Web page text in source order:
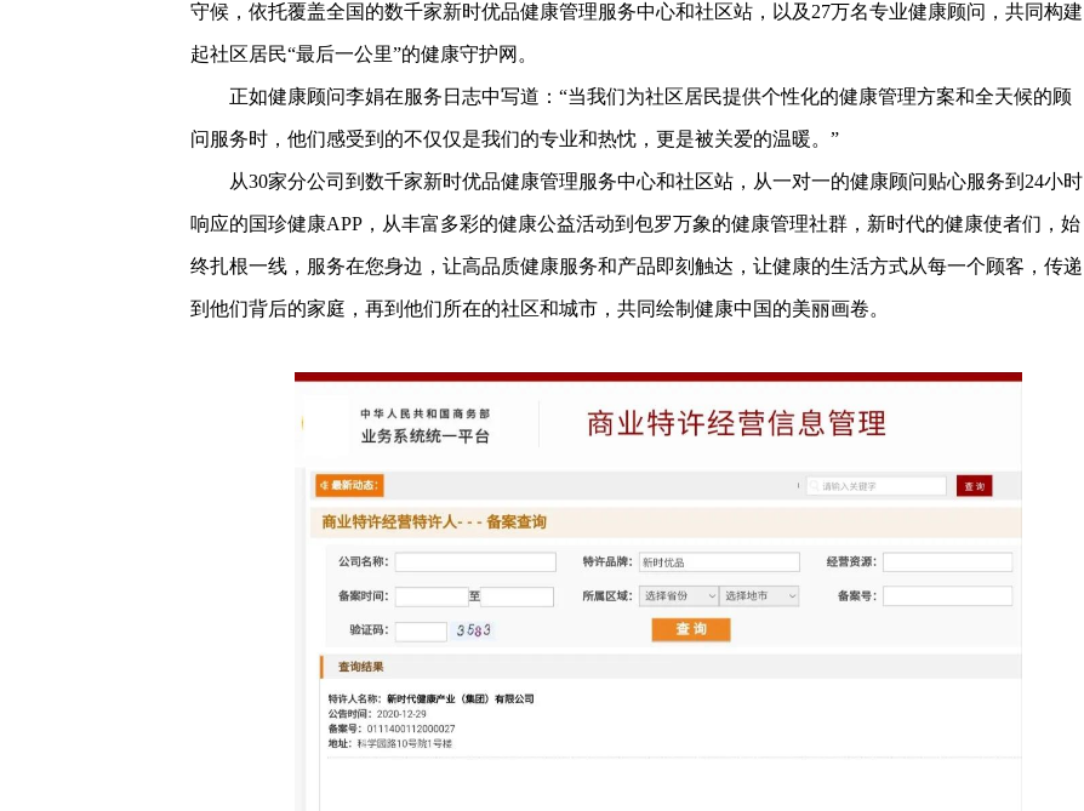
守候，依托覆盖全国的数千家新时优品健康管理服务中心和社区站，以及27万名专业健康顾问，共同构建
起社区居民“最后一公里”的健康守护网。
正如健康顾问李娟在服务日志中写道：“当我们为社区居民提供个性化的健康管理方案和全天候的顾
问服务时，他们感受到的不仅仅是我们的专业和热忱，更是被关爱的温暖。”
从30家分公司到数千家新时优品健康管理服务中心和社区站，从一对一的健康顾问贴心服务到24小时
响应的国珍健康APP，从丰富多彩的健康公益活动到包罗万象的健康管理社群，新时代的健康使者们，始
终扎根一线，服务在您身边，让高品质健康服务和产品即刻触达，让健康的生活方式从每一个顾客，传递
到他们背后的家庭，再到他们所在的社区和城市，共同绘制健康中国的美丽画卷。